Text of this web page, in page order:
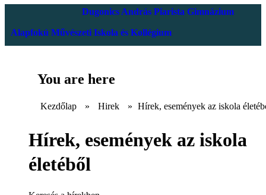
Dugonics András Piarista Gimnázium
Alapfokú Művészeti Iskola és Kollégium
You are here
Kezdőlap » Hirek » Hírek, események az iskola
Hírek, események az iskola
életéből